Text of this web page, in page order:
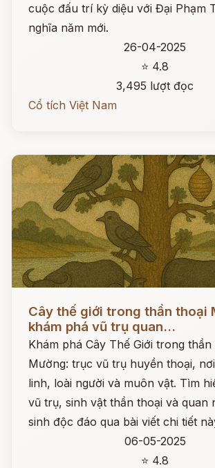
cuộc đấu trí kỳ diệu với Đại Phạm
nghĩa năm mới.
26-04-2025
⭐ 4.8
3,495 lượt đọc
Cổ tích Việt Nam
Cây thế giới trong thần thoại
khám phá vũ trụ quan...
Khám phá Cây Thế Giới trong thần
Mường: trục vũ trụ huyền thoại,
linh, loài người và muôn vật. Tìm
vũ trụ, sinh vật thần thoại và quan
sinh độc đáo qua bài viết chi tiết
06-05-2025
⭐ 4.8